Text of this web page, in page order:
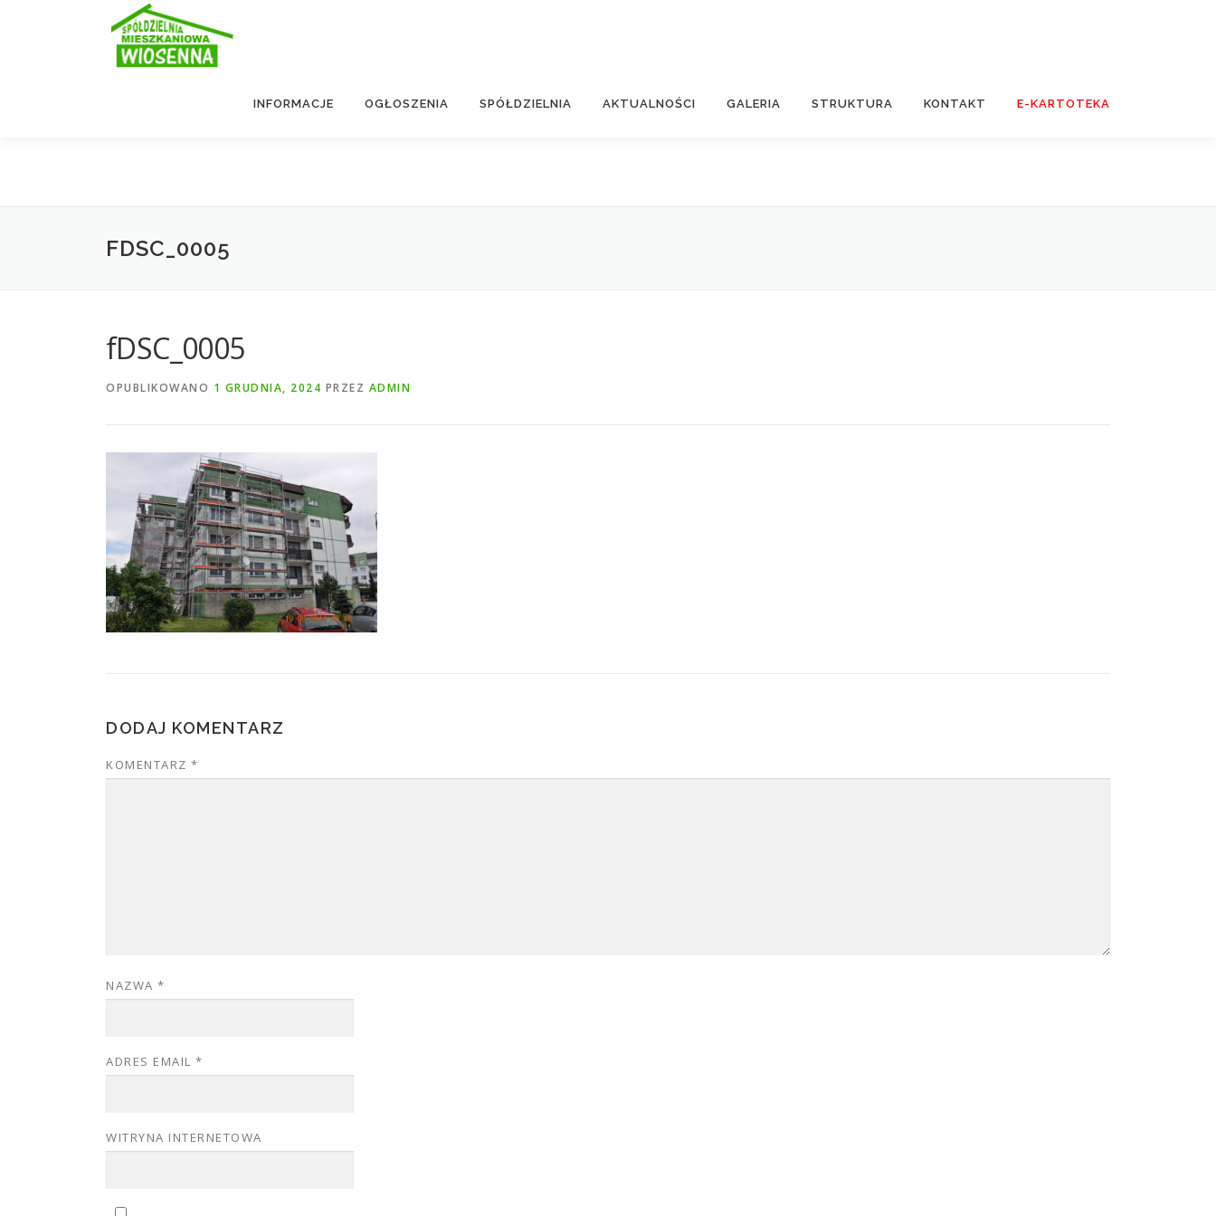
INFORMACJE OGŁOSZENIA SPÓŁDZIELNIA AKTUALNOŚCI GALERIA STRUKTURA KONTAKT E-KARTOTEKA
FDSC_0005
fDSC_0005
OPUBLIKOWANO 1 GRUDNIA, 2024 PRZEZ ADMIN
DODAJ KOMENTARZ
KOMENTARZ *
NAZWA *
ADRES EMAIL *
WITRYNA INTERNETOWA